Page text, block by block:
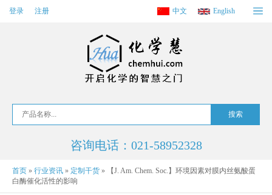
登录 注册 中文 English
咨询电话：021-58952328
首页 » 行业资讯 » 定制干货 »
【J. Am. Chem. Soc.】环境因素对膜内丝氨酸蛋
白酶催化活性的影响